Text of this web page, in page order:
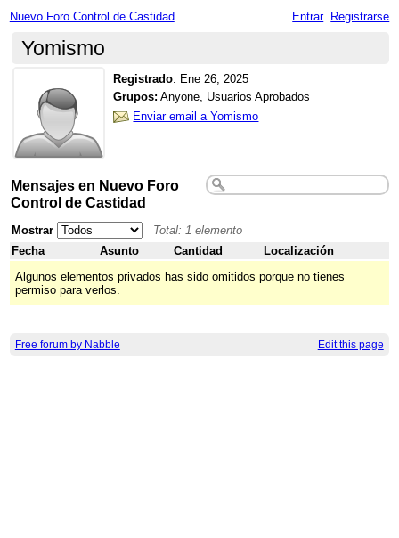
Nuevo Foro Control de Castidad Entrar Registrarse
Yomismo
Registrado: Ene 26, 2025
Grupos: Anyone, Usuarios Aprobados
Enviar email a Yomismo
Mensajes en Nuevo Foro
Control de Castidad
Mostrar
Total: 1 elemento
Fecha
Asunto Cantidad
Localización
Algunos elementos privados has sido omitidos porque no tienes
permiso para verlos.
Free forum by Nabble Edit this page